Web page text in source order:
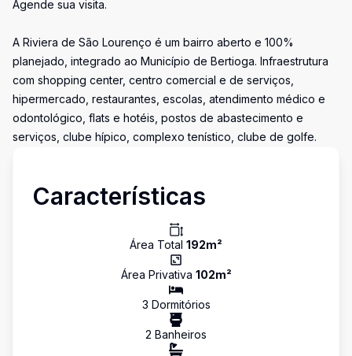
Agende sua visita.
A Riviera de São Lourenço é um bairro aberto e 100%
planejado, integrado ao Município de Bertioga. Infraestrutura
com shopping center, centro comercial e de serviços,
hipermercado, restaurantes, escolas, atendimento médico e
odontológico, flats e hotéis, postos de abastecimento e
serviços, clube hípico, complexo tenístico, clube de golfe.
Características
Área Total 192m²
Área Privativa 102m²
3 Dormitórios
2 Banheiros